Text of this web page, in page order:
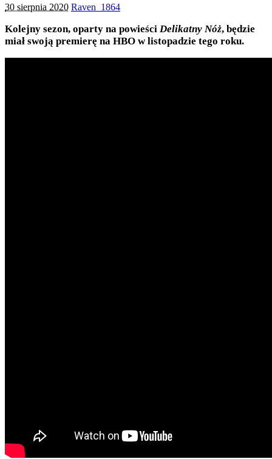
30 sierpnia 2020 Posted
Raven_1864
Kolejny sezon, oparty na powieści Delikatny Nóż, będzie
miał swoją premierę na HBO w listopadzie tego roku.